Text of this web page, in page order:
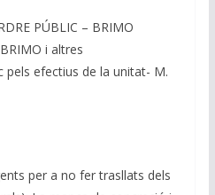
PÚBLIC – BRIMO
i altres
pels efectius de la unitat- M.
per a no fer trasllats dels